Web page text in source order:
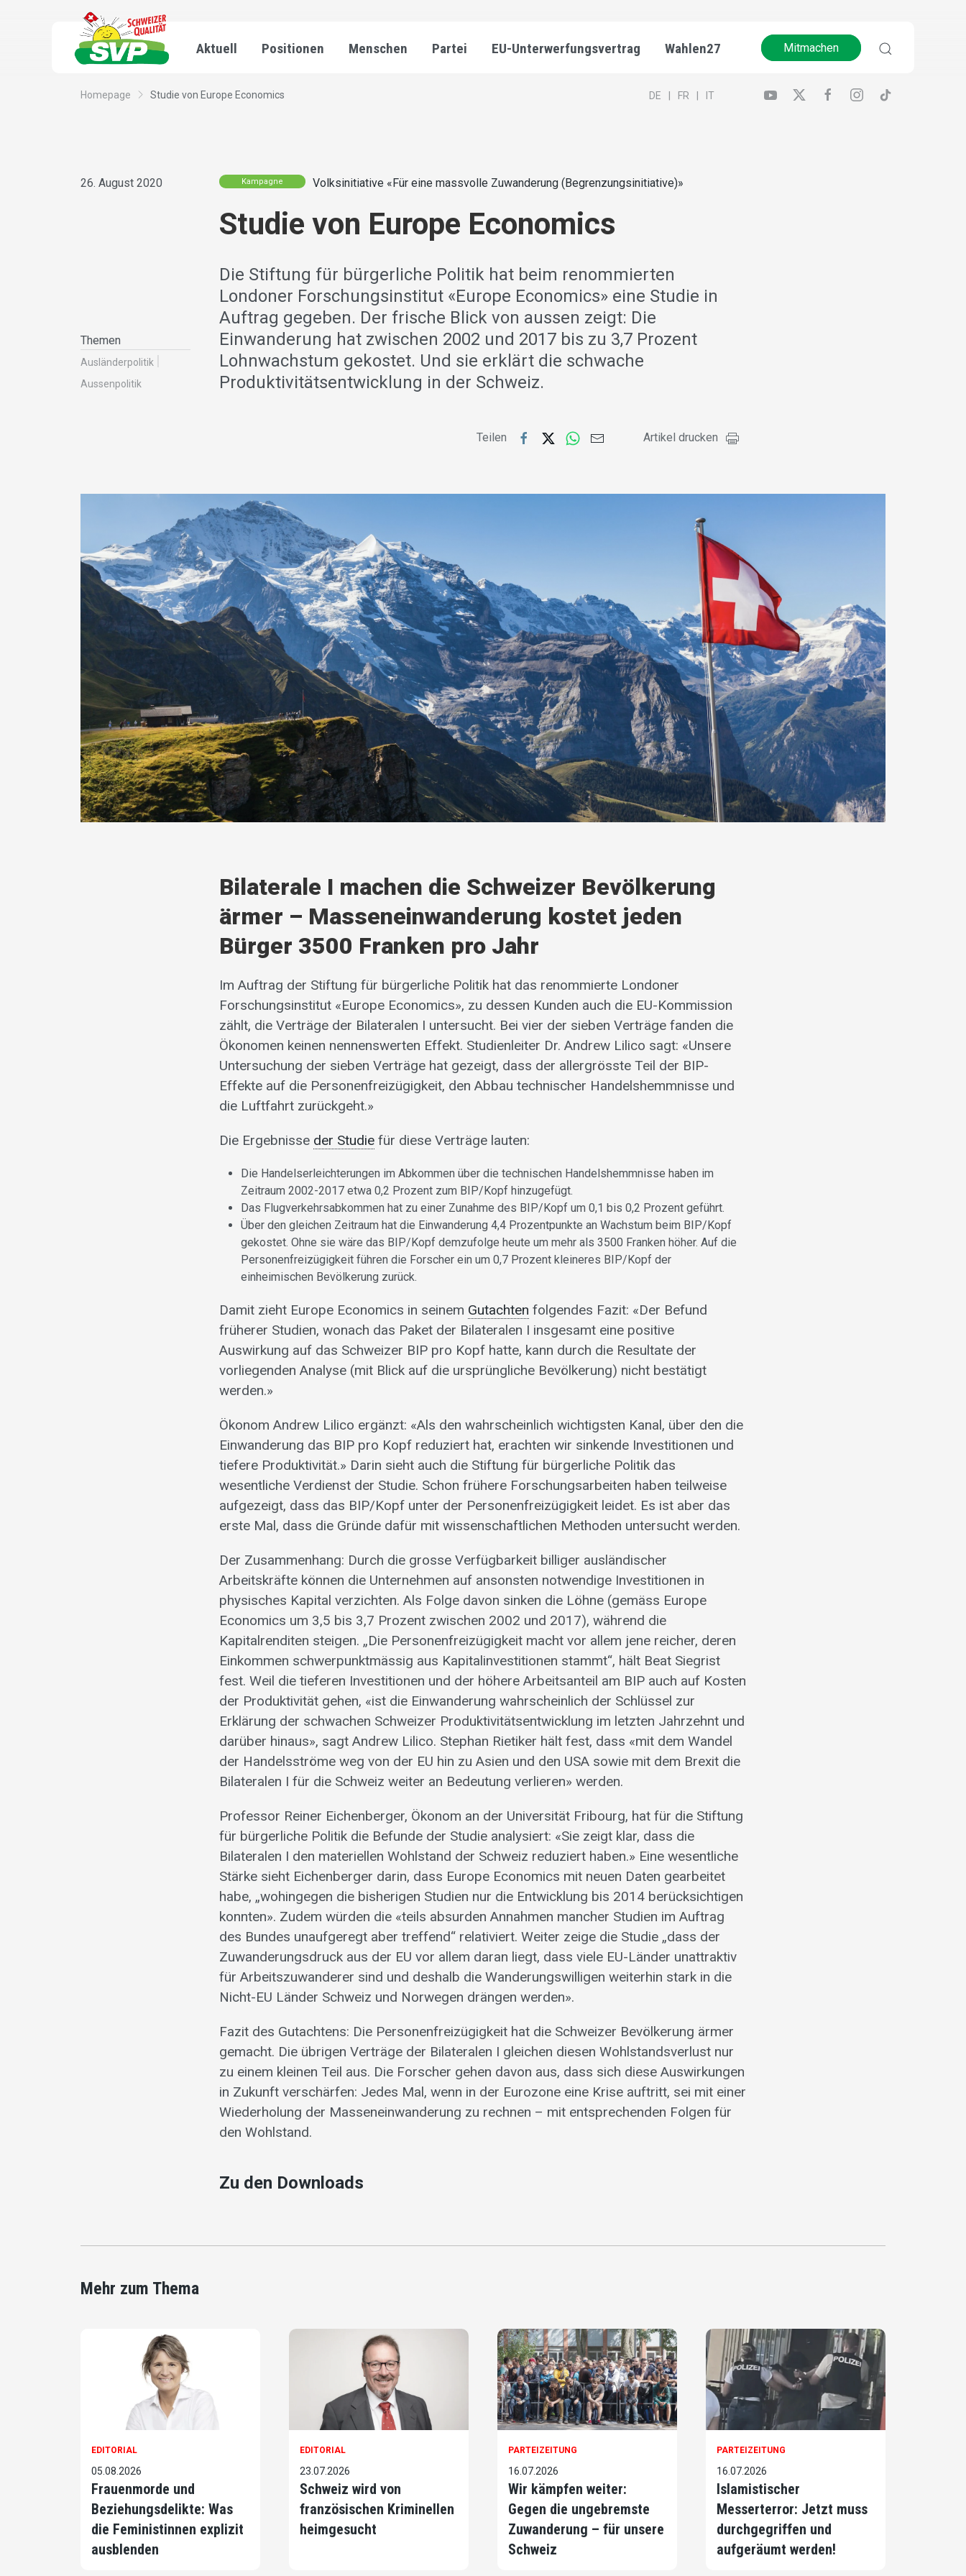
Aktuell Positionen Menschen Partei EU-Unterwerfungsvertrag Wahlen27 Mitmachen
Homepage Studie von Europe Economics DE FR IT
26. August 2020
Themen
Ausländer­politik
Aussenpolitik
Kampagne Volksinitiative «Für eine massvolle Zuwanderung (Begrenzungsinitiative)»
Studie von Europe Economics
Die Stiftung für bürgerliche Politik hat beim renommierten
Londoner Forschungsinstitut «Europe Economics» eine Studie in
Auftrag gegeben. Der frische Blick von aussen zeigt: Die
Einwanderung hat zwischen 2002 und 2017 bis zu 3,7 Prozent
Lohnwachstum gekostet. Und sie erklärt die schwache
Produktivitätsentwicklung in der Schweiz.
Teilen Artikel drucken
Bilaterale I machen die Schweizer Bevölkerung
ärmer – Masseneinwanderung kostet jeden
Bürger 3500 Franken pro Jahr
Im Auftrag der Stiftung für bürgerliche Politik hat das renommierte Londoner
Forschungsinstitut «Europe Economics», zu dessen Kunden auch die EU-Kommission
zählt, die Verträge der Bilateralen I untersucht. Bei vier der sieben Verträge fanden die
Ökonomen keinen nennenswerten Effekt. Studienleiter Dr. Andrew Lilico sagt: «Unsere
Untersuchung der sieben Verträge hat gezeigt, dass der allergrösste Teil der BIP-
Effekte auf die Personenfreizügigkeit, den Abbau technischer Handelshemmnisse und
die Luftfahrt zurückgeht.»
Die Ergebnisse der Studie für diese Verträge lauten:
Die Handelserleichterungen im Abkommen über die technischen Handelshemmnisse haben im
Zeitraum 2002-2017 etwa 0,2 Prozent zum BIP/Kopf hinzugefügt.
Das Flugverkehrsabkommen hat zu einer Zunahme des BIP/Kopf um 0,1 bis 0,2 Prozent geführt.
Über den gleichen Zeitraum hat die Einwanderung 4,4 Prozentpunkte an Wachstum beim BIP/Kopf
gekostet. Ohne sie wäre das BIP/Kopf demzufolge heute um mehr als 3500 Franken höher. Auf die
Personenfreizügigkeit führen die Forscher ein um 0,7 Prozent kleineres BIP/Kopf der
einheimischen Bevölkerung zurück.
Damit zieht Europe Economics in seinem Gutachten folgendes Fazit: «Der Befund
früherer Studien, wonach das Paket der Bilateralen I insgesamt eine positive
Auswirkung auf das Schweizer BIP pro Kopf hatte, kann durch die Resultate der
vorliegenden Analyse (mit Blick auf die ursprüngliche Bevölkerung) nicht bestätigt
werden.»
Ökonom Andrew Lilico ergänzt: «Als den wahrscheinlich wichtigsten Kanal, über den die
Einwanderung das BIP pro Kopf reduziert hat, erachten wir sinkende Investitionen und
tiefere Produktivität.» Darin sieht auch die Stiftung für bürgerliche Politik das
wesentliche Verdienst der Studie. Schon frühere Forschungsarbeiten haben teilweise
aufgezeigt, dass das BIP/Kopf unter der Personenfreizügigkeit leidet. Es ist aber das
erste Mal, dass die Gründe dafür mit wissenschaftlichen Methoden untersucht werden.
Der Zusammenhang: Durch die grosse Verfügbarkeit billiger ausländischer
Arbeitskräfte können die Unternehmen auf ansonsten notwendige Investitionen in
physisches Kapital verzichten. Als Folge davon sinken die Löhne (gemäss Europe
Economics um 3,5 bis 3,7 Prozent zwischen 2002 und 2017), während die
Kapitalrenditen steigen. „Die Personenfreizügigkeit macht vor allem jene reicher, deren
Einkommen schwerpunktmässig aus Kapitalinvestitionen stammt“, hält Beat Siegrist
fest. Weil die tieferen Investitionen und der höhere Arbeitsanteil am BIP auch auf Kosten
der Produktivität gehen, «ist die Einwanderung wahrscheinlich der Schlüssel zur
Erklärung der schwachen Schweizer Produktivitätsentwicklung im letzten Jahrzehnt und
darüber hinaus», sagt Andrew Lilico. Stephan Rietiker hält fest, dass «mit dem Wandel
der Handelsströme weg von der EU hin zu Asien und den USA sowie mit dem Brexit die
Bilateralen I für die Schweiz weiter an Bedeutung verlieren» werden.
Professor Reiner Eichenberger, Ökonom an der Universität Fribourg, hat für die Stiftung
für bürgerliche Politik die Befunde der Studie analysiert: «Sie zeigt klar, dass die
Bilateralen I den materiellen Wohlstand der Schweiz reduziert haben.» Eine wesentliche
Stärke sieht Eichenberger darin, dass Europe Economics mit neuen Daten gearbeitet
habe, „wohingegen die bisherigen Studien nur die Entwicklung bis 2014 berücksichtigen
konnten». Zudem würden die «teils absurden Annahmen mancher Studien im Auftrag
des Bundes unaufgeregt aber treffend“ relativiert. Weiter zeige die Studie „dass der
Zuwanderungsdruck aus der EU vor allem daran liegt, dass viele EU-Länder unattraktiv
für Arbeitszuwanderer sind und deshalb die Wanderungswilligen weiterhin stark in die
Nicht-EU Länder Schweiz und Norwegen drängen werden».
Fazit des Gutachtens: Die Personenfreizügigkeit hat die Schweizer Bevölkerung ärmer
gemacht. Die übrigen Verträge der Bilateralen I gleichen diesen Wohlstandsverlust nur
zu einem kleinen Teil aus. Die Forscher gehen davon aus, dass sich diese Auswirkungen
in Zukunft verschärfen: Jedes Mal, wenn in der Eurozone eine Krise auftritt, sei mit einer
Wiederholung der Masseneinwanderung zu rechnen – mit entsprechenden Folgen für
den Wohlstand.
Zu den Downloads
Mehr zum Thema
EDITORIAL
05.08.2026
Frauenmorde und
Beziehungsdelikte: Was
die Feministinnen explizit
ausblenden
EDITORIAL
23.07.2026
Schweiz wird von
französischen Kriminellen
heimgesucht
PARTEIZEITUNG
16.07.2026
Wir kämpfen weiter:
Gegen die ungebremste
Zuwanderung – für unsere
Schweiz
PARTEIZEITUNG
16.07.2026
Islamistischer
Messerterror: Jetzt muss
durchgegriffen und
aufgeräumt werden!